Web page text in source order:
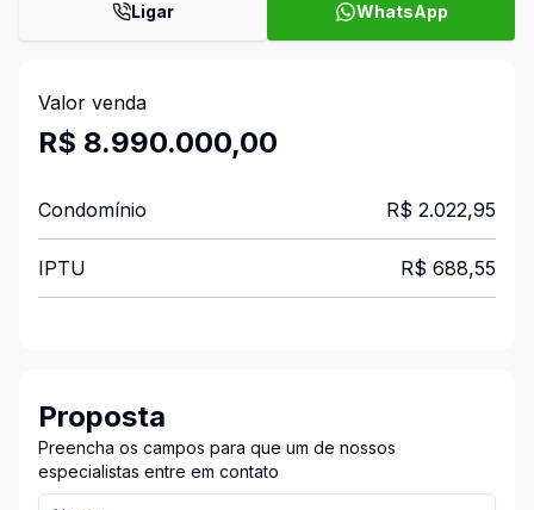
Ligar WhatsApp
Valor venda
R$ 8.990.000,00
Condomínio R$ 2.022,95
IPTU R$ 688,55
Proposta
Preencha os campos para que um de nossos
especialistas entre em contato